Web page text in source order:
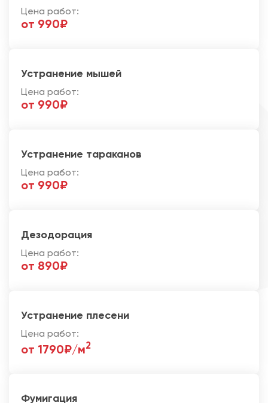
Цена работ:
от 990₽
Устранение мышей
Цена работ:
от 990₽
Устранение тараканов
Цена работ:
от 990₽
Дезодорация
Цена работ:
от 890₽
Устранение плесени
Цена работ:
от 1790₽/м2
Фумигация